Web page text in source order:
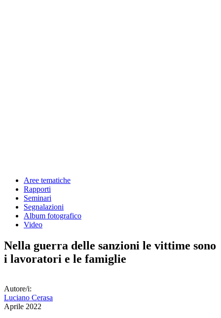
Aree tematiche
Rapporti
Seminari
Segnalazioni
Album fotografico
Video
Nella guerra delle sanzioni le vittime sono
i lavoratori e le famiglie
Autore/i:
Luciano Cerasa
Aprile 2022